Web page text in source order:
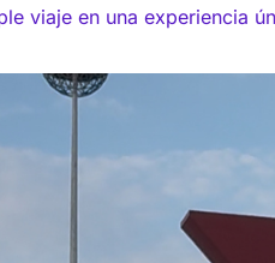
viaje en una experiencia